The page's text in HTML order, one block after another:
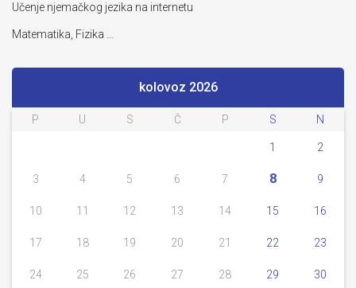
Učenje njemačkog jezika na internetu
Matematika, Fizika …
kolovoz 2026
P U S Č P S N
1 2
3 4 5 6 7 8 9
10 11 12 13 14 15 16
17 18 19 20 21 22 23
24 25 26 27 28 29 30